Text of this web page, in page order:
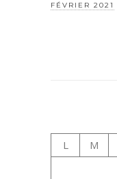
FÉVRIER 2021
L M